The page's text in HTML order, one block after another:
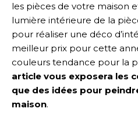
les pièces de votre maison
lumière intérieure de la
pour réaliser une déco
meilleur prix pour cette
couleurs tendance pour la
article vous exposera les
que des idées pour
maison.